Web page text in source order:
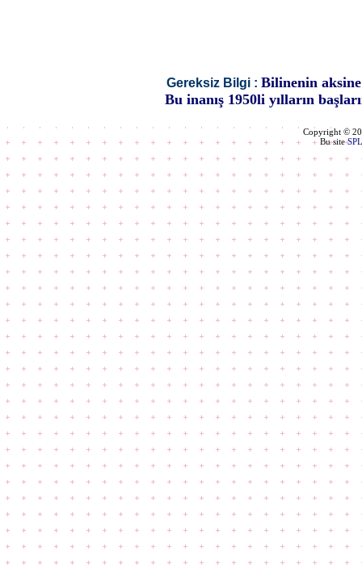
Gereksiz Bilgi : Bilinenin
Bu inanış 1950li yılların
Copyright ©
Bu siteSPL